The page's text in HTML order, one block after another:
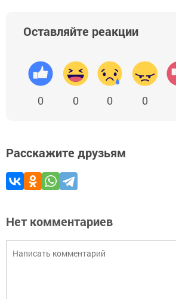
Оставляйте реакции
0 0 0 0
Расскажите друзьям
Нет комментариев